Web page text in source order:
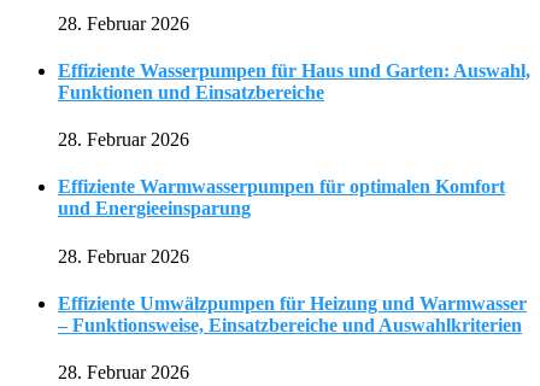
28. Februar 2026
Effiziente Wasserpumpen für Haus und Garten: Auswahl,
Funktionen und Einsatzbereiche
28. Februar 2026
Effiziente Warmwasserpumpen für optimalen Komfort
und Energieeinsparung
28. Februar 2026
Effiziente Umwälzpumpen für Heizung und Warmwasser
– Funktionsweise, Einsatzbereiche und Auswahlkriterien
28. Februar 2026